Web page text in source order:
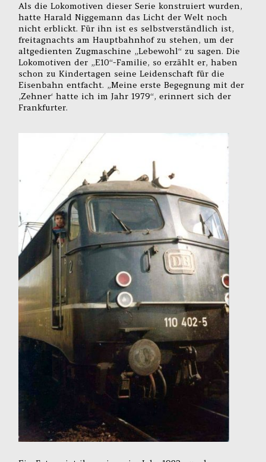
Als die Lokomotiven dieser Serie konstruiert wurden,
hatte Harald Niggemann das Licht der Welt noch
nicht erblickt. Für ihn ist es selbstverständlich ist,
freitagnachts am Hauptbahnhof zu stehen, um der
altgedienten Zugmaschine „Lebewohl“ zu sagen. Die
Lokomotiven der „E10“-Familie, so erzählt er, haben
schon zu Kindertagen seine Leidenschaft für die
Eisenbahn entfacht. „Meine erste Begegnung mit der
‚Zehner‘ hatte ich im Jahr 1979“, erinnert sich der
Frankfurter.